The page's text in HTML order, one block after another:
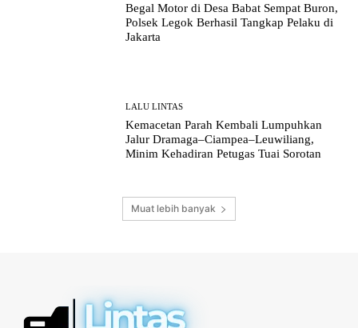
Begal Motor di Desa Babat Sempat Buron,
Polsek Legok Berhasil Tangkap Pelaku di
Jakarta
LALU LINTAS
Kemacetan Parah Kembali Lumpuhkan
Jalur Dramaga–Ciampea–Leuwiliang,
Minim Kehadiran Petugas Tuai Sorotan
Muat lebih banyak